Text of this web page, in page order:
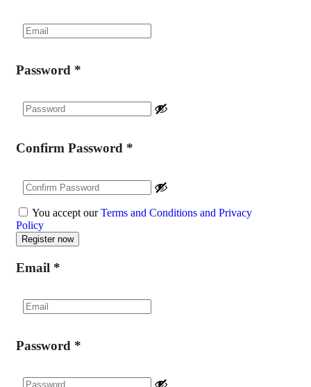
Password *
Confirm Password *
You accept ourTerms and Conditions and Privacy
Policy
Email *
Password *